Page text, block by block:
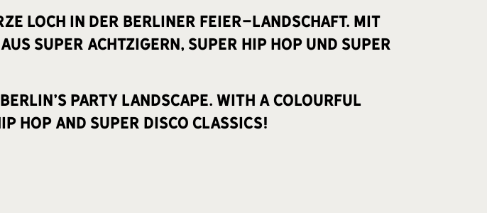
Loch in der Berliner Feier-Landschaft. Mit
Super Achtzigern, Super Hip Hop und Super
party landscape. With a colourful
Hop and Super Disco Classics!